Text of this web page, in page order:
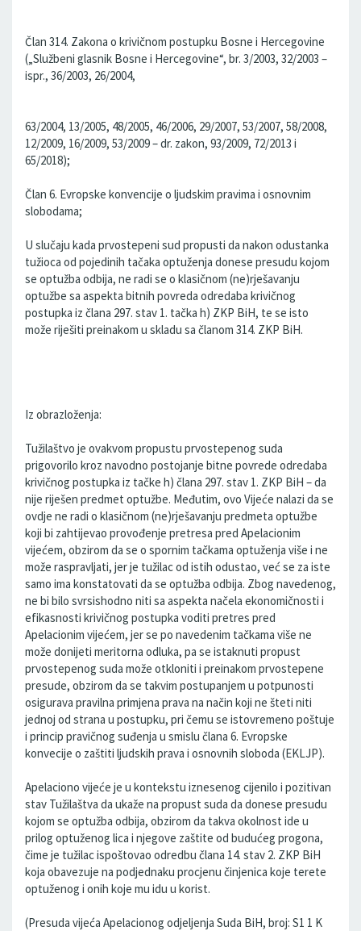
Član 314. Zakona o krivičnom postupku Bosne i Hercegovine
(„Službeni glasnik Bosne i Hercegovine“, br. 3/2003, 32/2003 –
ispr., 36/2003, 26/2004,
63/2004, 13/2005, 48/2005, 46/2006, 29/2007, 53/2007, 58/2008,
12/2009, 16/2009, 53/2009 – dr. zakon, 93/2009, 72/2013 i
65/2018);
Član 6. Evropske konvencije o ljudskim pravima i osnovnim
slobodama;
U slučaju kada prvostepeni sud propusti da nakon odustanka
tužioca od pojedinih tačaka optuženja donese presudu kojom
se optužba odbija, ne radi se o klasičnom (ne)rješavanju
optužbe sa aspekta bitnih povreda odredaba krivičnog
postupka iz člana 297. stav 1. tačka h) ZKP BiH, te se isto
može riješiti preinakom u skladu sa članom 314. ZKP BiH.
Iz obrazloženja:
Tužilaštvo je ovakvom propustu prvostepenog suda
prigovorilo kroz navodno postojanje bitne povrede odredaba
krivičnog postupka iz tačke h) člana 297. stav 1. ZKP BiH – da
nije riješen predmet optužbe. Međutim, ovo Vijeće nalazi da se
ovdje ne radi o klasičnom (ne)rješavanju predmeta optužbe
koji bi zahtijevao provođenje pretresa pred Apelacionim
vijećem, obzirom da se o spornim tačkama optuženja više i ne
može raspravljati, jer je tužilac od istih odustao, već se za iste
samo ima konstatovati da se optužba odbija. Zbog navedenog,
ne bi bilo svrsishodno niti sa aspekta načela ekonomičnosti i
efikasnosti krivičnog postupka voditi pretres pred
Apelacionim vijećem, jer se po navedenim tačkama više ne
može donijeti meritorna odluka, pa se istaknuti propust
prvostepenog suda može otkloniti i preinakom prvostepene
presude, obzirom da se takvim postupanjem u potpunosti
osigurava pravilna primjena prava na način koji ne šteti niti
jednoj od strana u postupku, pri čemu se istovremeno poštuje
i princip pravičnog suđenja u smislu člana 6. Evropske
konvecije o zaštiti ljudskih prava i osnovnih sloboda (EKLJP).
Apelaciono vijeće je u kontekstu iznesenog cijenilo i pozitivan
stav Tužilaštva da ukaže na propust suda da donese presudu
kojom se optužba odbija, obzirom da takva okolnost ide u
prilog optuženog lica i njegove zaštite od budućeg progona,
čime je tužilac ispoštovao odredbu člana 14. stav 2. ZKP BiH
koja obavezuje na podjednaku procjenu činjenica koje terete
optuženog i onih koje mu idu u korist.
(Presuda vijeća Apelacionog odjeljenja Suda BiH, broj: S1 1 K